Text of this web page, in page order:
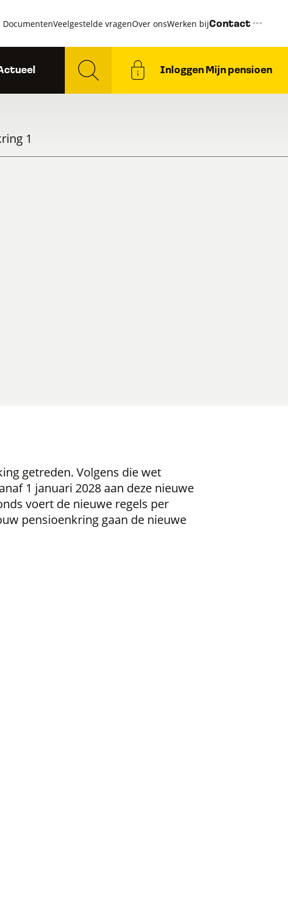
DocumentenVeelgestelde vragenOver onsWerken bijContact
Inloggen Mijn pensioen
1
getreden. Volgens die wet
1 januari 2028 aan deze nieuwe
voert de nieuwe regels per
pensioenkring gaan de nieuwe